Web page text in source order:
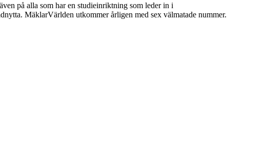
på alla som har en studieinriktning som leder in i
MäklarVärlden utkommer årligen med sex välmatade nummer.